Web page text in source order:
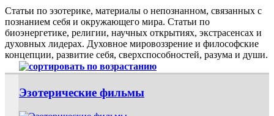
Статьи по эзотерике, материалы о непознанном, связанных с
познанием себя и окружающего мира. Статьи по
биоэнергетике, религии, научных открытиях, экстрасенсах и
духовных лидерах. Духовное мировоззрение и философские
концепции, развитие себя, сверхспособностей, разума и души.
Эзотерические фильмы